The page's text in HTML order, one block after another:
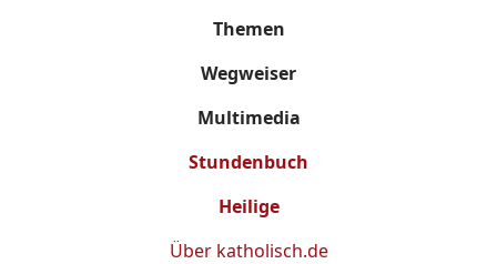
Themen
Wegweiser
Multimedia
Stundenbuch
Heilige
Über katholisch.de